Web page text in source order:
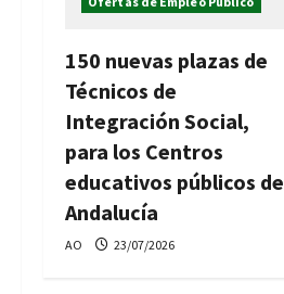
150 nuevas plazas de
Técnicos de
Integración Social,
para los Centros
educativos públicos de
Andalucía
AO 23/07/2026